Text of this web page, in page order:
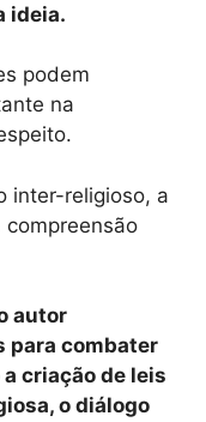
ideia.
podem
na
inter-religioso, a
autor
para combater
criação de leis
o diálogo